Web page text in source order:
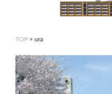
TOP > ura